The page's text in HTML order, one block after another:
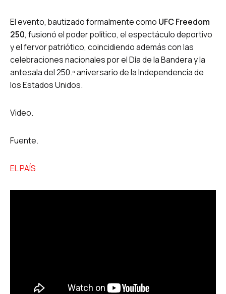
El evento, bautizado formalmente como UFC Freedom
250, fusionó el poder político, el espectáculo deportivo
y el fervor patriótico, coincidiendo además con las
celebraciones nacionales por el Día de la Bandera y la
antesala del 250.º aniversario de la Independencia de
los Estados Unidos.
Video.
Fuente.
EL PAÍS